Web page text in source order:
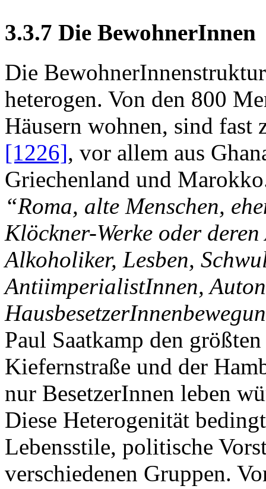
3.3.7 Die BewohnerInnen
Die
heterogen. Von den 800
Häusern wohnen, sind
[1226], vor allem aus
Griechenland und
“Roma, alte Menschen,
Klöckner-Werke oder
Alkoholiker, Lesben,
AntiimperialistInnen,
Paul Saatkamp den
Kiefernstraße und der
nur BesetzerInnen leben
Diese Heterogenität
Lebensstile, politische
verschiedenen Gruppen.